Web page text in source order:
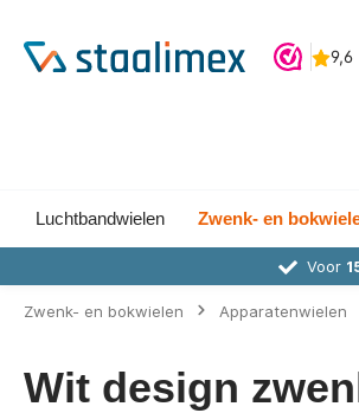
Luchtbandwielen Zwenk- en
Voor
Zwenk- en bokwielen Apparatenwielen
Wit design